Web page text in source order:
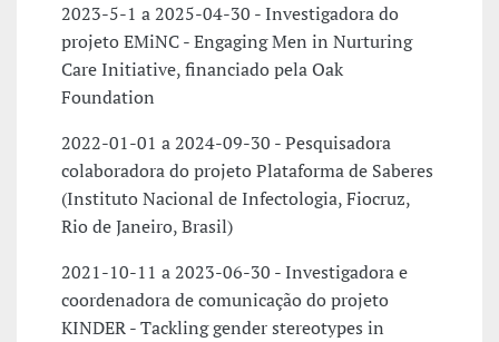
2023-5-1 a 2025-04-30 - Investigadora do
projeto EMiNC - Engaging Men in Nurturing
Care Initiative, financiado pela Oak
Foundation
2022-01-01 a 2024-09-30 - Pesquisadora
colaboradora do projeto Plataforma de Saberes
(Instituto Nacional de Infectologia, Fiocruz,
Rio de Janeiro, Brasil)
2021-10-11 a 2023-06-30 - Investigadora e
coordenadora de comunicação do projeto
KINDER - Tackling gender stereotypes in